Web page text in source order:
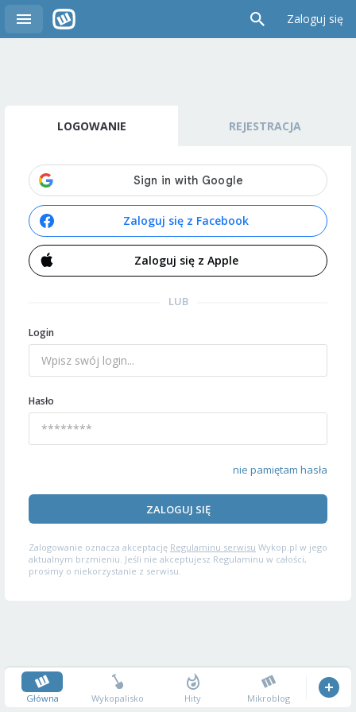
Zaloguj się
LOGOWANIE REJESTRACJA
Zaloguj się z Facebook
Zaloguj się z Apple
LUB
Login
Hasło
nie pamiętam hasła
ZALOGUJ SIĘ
Zalogowanie oznacza akceptację Regulaminu serwisu Wykop.pl w jego
aktualnym brzmieniu. Jeśli nie akceptujesz Regulaminu w całości,
prosimy o niekorzystanie z serwisu.
Główna Wykopalisko Hity Mikroblog